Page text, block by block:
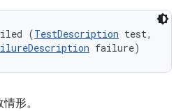
(TestDescription test,
failure)
形。